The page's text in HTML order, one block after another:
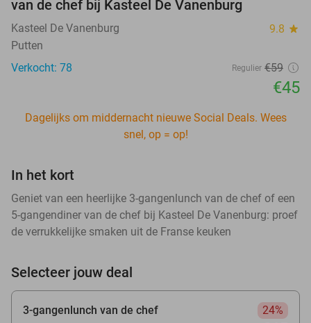
van de chef bij Kasteel De Vanenburg
Kasteel De Vanenburg 9.8 star
Putten
Verkocht: 78
Regulier €59
€45
Dagelijks om middernacht nieuwe Social Deals. Wees
snel, op = op!
In het kort
Geniet van een heerlijke 3-gangenlunch van de chef of een
5-gangendiner van de chef bij Kasteel De Vanenburg: proef
de verrukkelijke smaken uit de Franse keuken
Selecteer jouw deal
3-gangenlunch van de chef
24%